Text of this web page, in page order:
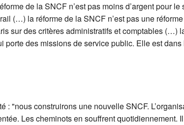
de la SNCF n’est pas moins d’argent pour le
(…) la réforme de la SNCF n’est pas une
sur des critères administratifs et comptables (…)
des missions de service public. Elle est dans
: "nous construirons une nouvelle SNCF.
Les cheminots en souffrent quotidiennement.